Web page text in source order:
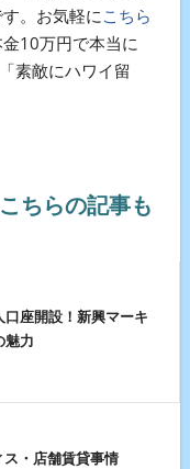
。お気軽に こちら
10万円で本当に
素敵にハワイ留
ちらの記事も
座開設！新興マーキ
魅力
・店舗賃貸事情